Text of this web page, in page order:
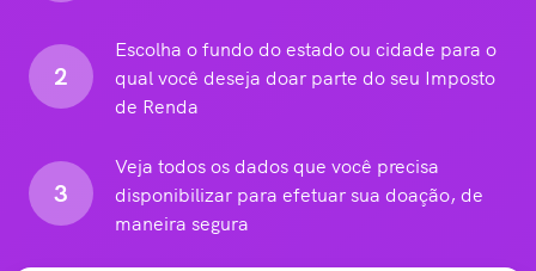
2
Escolha o fundo do estado ou cidade para o
qual você deseja doar parte do seu Imposto
de Renda
3
Veja todos os dados que você precisa
disponibilizar para efetuar sua doação, de
maneira segura